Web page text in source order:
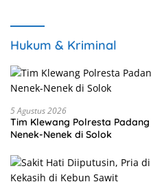
Hukum & Kriminal
5 Agustus 2026
Tim Klewang Polresta
Nenek-Nenek di Solok